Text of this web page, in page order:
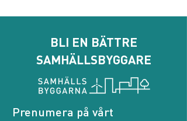
BLI EN BÄTTRE
SAMHÄLLSBYGGARE
Prenumera på vårt